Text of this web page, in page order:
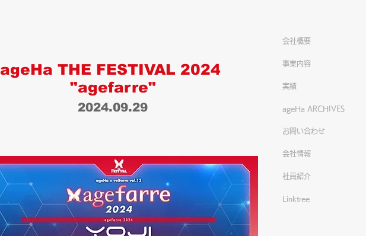
会社概要
事業内容
実績
ageHa ARCHIVES
お問い合わせ
会社情報
社員紹介
Linktree
ageHa THE FESTIVAL 2024
"agefarre"
2024.09.29